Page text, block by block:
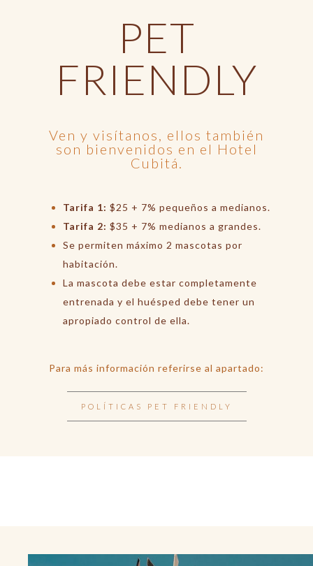
PET
FRIENDLY
Ven y visítanos, ellos también
son bienvenidos en el Hotel
Cubitá.
Tarifa 1: $25 + 7% pequeños a medianos.
Tarifa 2: $35 + 7% medianos a grandes.
Se permiten máximo 2 mascotas por
habitación.
La mascota debe estar completamente
entrenada y el huésped debe tener un
apropiado control de ella.
Para más información referirse al apartado:
POLÍTICAS PET FRIENDLY